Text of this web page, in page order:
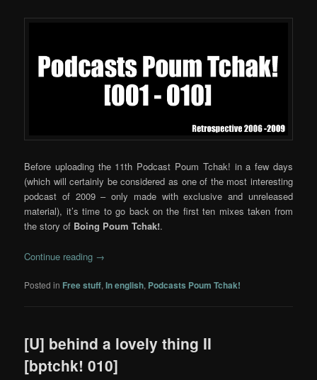
Before uploading the 11th Podcast Poum Tchak! in a few days
(which will certainly be considered as one of the most interesting
podcast of 2009 – only made with exclusive and unreleased
material), it’s time to go back on the first ten mixes taken from
the story of Boing Poum Tchak!.
Continue reading →
Posted in Free stuff,In english, Podcasts Poum Tchak!
[U] behind a lovely thing II
[bptchk! 010]